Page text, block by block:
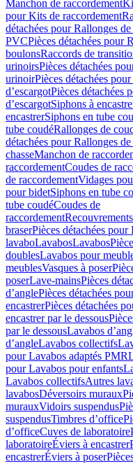
Manchon de raccordement
pour Kits de raccordement
détachées pour Rallonges
PVCPièces détachées pour
boulonsRaccords de
urinoirsPièces détachées
urinoirPièces détachées
d’escargotPièces détachées
d’escargotSiphons à
encastrerSiphons en tube
tube coudéRallonges de
détachées pour Rallonges
chasseManchon de
raccordementCoudes de
de raccordementVidages
pour bidetSiphons en tube
tube coudéCoudes de
raccordementRecouvrements
braserPièces détachées
lavaboLavabosLavabos
doublesLavabos pour
meublesVasques à poser
poserLave-mainsPièces
d’anglePièces détachées
encastrerPièces détachées
encastrer par le dessous
par le dessousLavabos
d’angleLavabos collectifs
pour Lavabos adaptés PMR
pour Lavabos pour enfants
Lavabos collectifsAutres
lavabosDéversoirs muraux
murauxVidoirs suspendus
suspendusTimbres dʼoffice
dʼofficeCuves de laboratoire
laboratoireÉviers à encastrer
encastrerÉviers à poser